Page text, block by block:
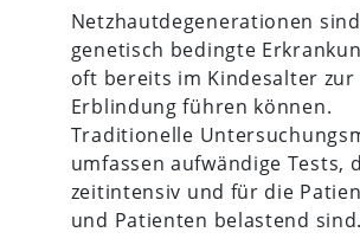
Netzhautdegenerationen sind
genetisch bedingte
oft bereits im Kindesalter zur
Erblindung führen können.
Traditionelle
umfassen aufwändige Tests,
zeitintensiv und für die
und Patienten belastend sind.